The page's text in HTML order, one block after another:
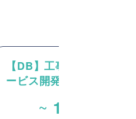
【DB】工事管理系SaaSサ
ービス開発案件(マッチング
~ 1,000,000